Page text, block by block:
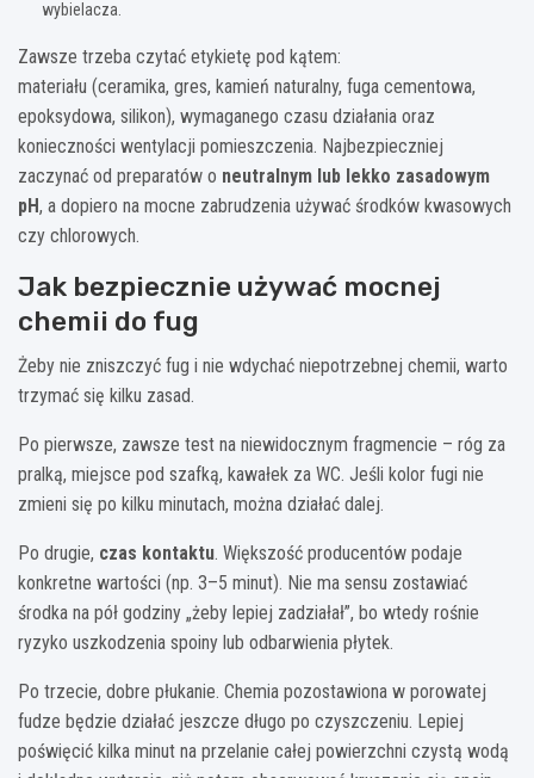
wybielacza.
Zawsze trzeba czytać etykietę pod kątem:
materiału (ceramika, gres, kamień naturalny, fuga cementowa,
epoksydowa, silikon), wymaganego czasu działania oraz
konieczności wentylacji pomieszczenia. Najbezpieczniej
zaczynać od preparatów o neutralnym lub lekko zasadowym
pH, a dopiero na mocne zabrudzenia używać środków kwasowych
czy chlorowych.
Jak bezpiecznie używać mocnej
chemii do fug
Żeby nie zniszczyć fug i nie wdychać niepotrzebnej chemii, warto
trzymać się kilku zasad.
Po pierwsze, zawsze test na niewidocznym fragmencie – róg za
pralką, miejsce pod szafką, kawałek za WC. Jeśli kolor fugi nie
zmieni się po kilku minutach, można działać dalej.
Po drugie, czas kontaktu. Większość producentów podaje
konkretne wartości (np. 3–5 minut). Nie ma sensu zostawiać
środka na pół godziny „żeby lepiej zadziałał”, bo wtedy rośnie
ryzyko uszkodzenia spoiny lub odbarwienia płytek.
Po trzecie, dobre płukanie. Chemia pozostawiona w porowatej
fudze będzie działać jeszcze długo po czyszczeniu. Lepiej
poświęcić kilka minut na przelanie całej powierzchni czystą wodą